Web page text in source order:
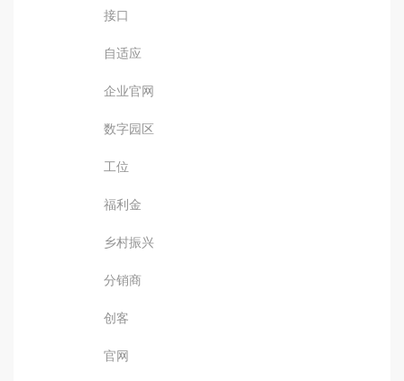
接口
自适应
企业官网
数字园区
工位
福利金
乡村振兴
分销商
创客
官网